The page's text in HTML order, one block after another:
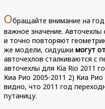
Обращайте внимание на
важное значение.
и точно повторяют
же модели, сидушкимогут
авточехлов сталкиваются с
авточехлы для Kia Rio 2011
Киа Рио 2005-2011 2) Киа
видно, что 2011 год
путаницу.